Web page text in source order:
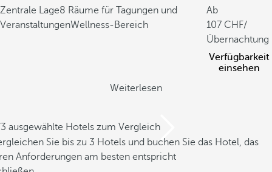
Zentrale Lage8 Räume für Tagungen und
VeranstaltungenWellness-Bereich
Ab
107
/
Übernachtung
Verfügbarkeit
einsehen
Weiterlesen
ausgewählte Hotels zum Vergleich
Sie bis zu 3 Hotels und buchen Sie das Hotel, das
Anforderungen am besten entspricht